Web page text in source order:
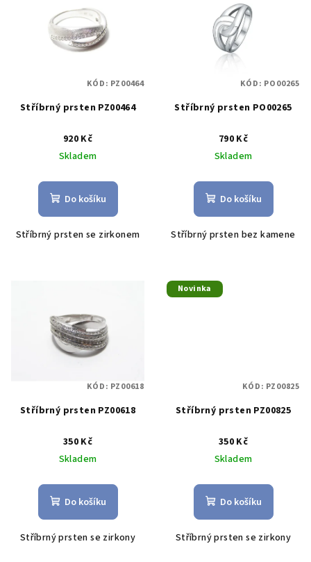
Stříbrný prsten PZ00464
920 Kč
Skladem
Do košíku
Stříbrný prsten se zirkonem
KÓD: PZ00464
Stříbrný prsten PO00265
790 Kč
Skladem
Do košíku
Stříbrný prsten bez kamene
KÓD: PO00265
Stříbrný prsten PZ00618
350 Kč
Skladem
Do košíku
Stříbrný prsten se zirkony
KÓD: PZ00618
Novinka
Stříbrný prsten PZ00825
350 Kč
Skladem
Do košíku
Stříbrný prsten se zirkony
KÓD: PZ00825